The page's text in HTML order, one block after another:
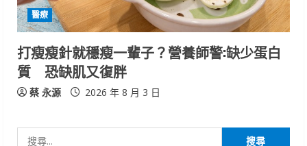
醫療
打瘦瘦針就穩瘦一輩子？營養師警:缺少蛋白
質 恐缺肌又復胖
蔡 永源 2026 年 8 月 3 日